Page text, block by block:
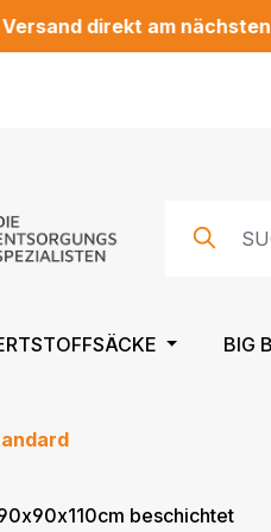
direkt am nächsten
BIG